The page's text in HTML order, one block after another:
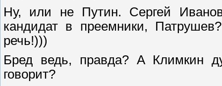
Ну, или не Путин. Сергей
кандидат в преемники,
речь!)))
Бред ведь, правда? А Климкин
говорит?